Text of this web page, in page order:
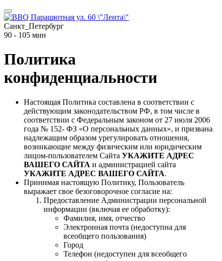
Санкт_Петербург
90 - 105 мин
Политика
конфиденциальности
Настоящая Политика составлена в соответствии с
действующим законодательством РФ, в том числе в
соответствии с Федеральным законом от 27 июля 2006
года № 152- ФЗ «О персональных данных», и призвана
надлежащим образом урегулировать отношения,
возникающие между физическим или юридическим
лицом-пользователем Сайта УКАЖИТЕ АДРЕС
ВАШЕГО САЙТА и администрацией сайта
УКАЖИТЕ АДРЕС ВАШЕГО САЙТА.
Принимая настоящую Политику, Пользователь
выражает свое безоговорочное согласие на:
Предоставление Администрации персональной
информации (включая ее обработку):
Фамилия, имя, отчество
Электронная почта (недоступна для
всеобщего пользования)
Город
Телефон (недоступен для всеобщего